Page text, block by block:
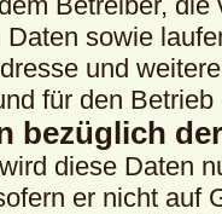
Daten sowie
und
für den
bezüglich
diese Daten
er nicht auf